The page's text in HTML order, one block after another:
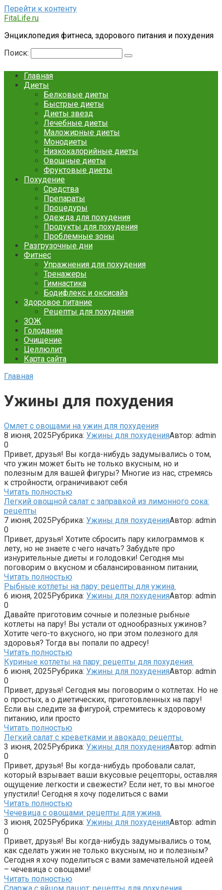
Перейти к контенту
FitaLife.ru
Энциклопедия фитнеса, здорового питания и похудения
Поиск:
Главная
Диеты
Белковые диеты
Быстрые диеты
Диеты звезд
Лечебные диеты
Маложирные диеты
Монодиеты
Низкокалорийные диеты
Овощные диеты
Фруктовые диеты
Похудение
Средства
Препараты
Процедуры
Одежда для похудения
Продукты для похудения
Проблемные зоны
Разгрузочные дни
Фитнес
Упражнения для похудения
Тренажеры
Гимнастика
Бодифлекс и оксисайз
Здоровое питание
Рецепты для похудения
ЗОЖ
Голодание
Очищение
Целлюлит
Карта сайта
Главная
Ужины для похудения
Омлет с овощами на ужин для похудения
8 июня, 2025Рубрика: Ужины для похуденияАвтор: admin
0
Привет, друзья! Вы когда-нибудь задумывались о том,
что ужин может быть не только вкусным, но и
полезным для вашей фигуры? Многие из нас, стремясь
к стройности, ограничивают себя
Читать полностью
Легкий овощной салат с заправкой из лимонного сока:
рецепты
7 июня, 2025Рубрика: Ужины для похуденияАвтор: admin
0
Привет, друзья! Хотите сбросить пару килограммов к
лету, но не знаете с чего начать? Забудьте про
изнурительные диеты и голодовки! Сегодня мы
поговорим о вкусном и сбалансированном питании,
Читать полностью
Рыбные котлеты на пару: рецепты для ужина.
6 июня, 2025Рубрика: Ужины для похуденияАвтор: admin
0
Давайте приготовим сочные и полезные рыбные
котлеты на пару! Вы устали от однообразных ужинов?
Хотите чего-то вкусного, но при этом полезного для
здоровья? Тогда вы попали по адресу!
Читать полностью
Куриные котлеты на пару: рецепты для похудения.
6 июня, 2025Рубрика: Ужины для похуденияАвтор: admin
0
Привет, друзья! Сегодня мы поговорим о котлетах. Но не
о простых, а о диетических, приготовленных на пару!
Если вы следите за фигурой, стремитесь к здоровому
питанию, или просто
Читать полностью
Легкий салат с креветками и авокадо: рецепты.
3 июня, 2025Рубрика: Ужины для похуденияАвтор: admin
0
Привет, друзья! Вы когда-нибудь пробовали салат,
который взрывает ваши вкусовые рецепторы, оставляя
ощущение легкости и свежести? Если нет, то вы многое
упустили! Сегодня я хочу поделиться с вами
Читать полностью
Чечевица с овощами: рецепты для ужина.
3 июня, 2025Рубрика: Ужины для похуденияАвтор: admin
0
Привет, друзья! Вы когда-нибудь задумывались о том,
как сделать ужин не только вкусным, но и полезным?
Сегодня я хочу поделиться с вами замечательной идеей
– чечевица с овощами!
Читать полностью